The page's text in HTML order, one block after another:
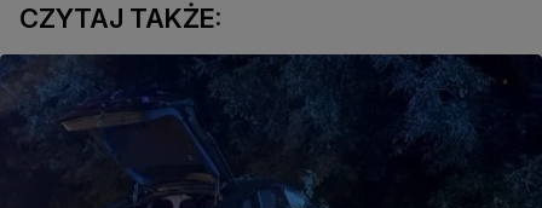
CZYTAJ TAKŻE: